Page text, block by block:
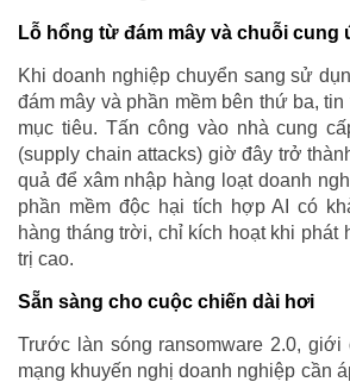
Lỗ hổng từ đám mây và chuỗi cung
Khi doanh nghiệp chuyển sang sử
đám mây và phần mềm bên thứ ba,
mục tiêu. Tấn công vào nhà cung
(supply chain attacks) giờ đây trở
quả để xâm nhập hàng loạt doanh
phần mềm độc hại tích hợp AI có
hàng tháng trời, chỉ kích hoạt khi phát
trị cao.
Sẵn sàng cho cuộc chiến dài hơi
Trước làn sóng ransomware 2.0, giới
mạng khuyến nghị doanh nghiệp cần